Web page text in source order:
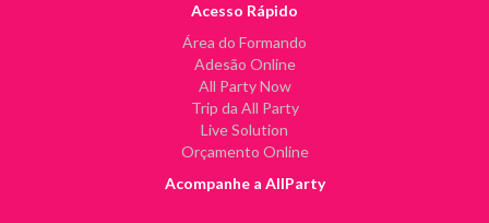
Acesso Rápido
Área do Formando
Adesão Online
All Party Now
Trip da All Party
Live Solution
Orçamento Online
Acompanhe a AllParty